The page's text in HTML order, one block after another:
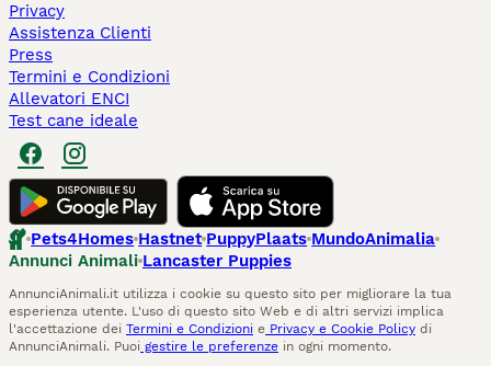
Privacy
Assistenza Clienti
Press
Termini e Condizioni
Allevatori ENCI
Test cane ideale
Pets4Homes Hastnet PuppyPlaats MundoAnimalia
Annunci Animali Lancaster Puppies
AnnunciAnimali.it utilizza i cookie su questo sito per migliorare la tua
esperienza utente. L'uso di questo sito Web e di altri servizi implica
l'accettazione dei Termini e Condizioni e Privacy e Cookie Policy di
AnnunciAnimali. Puoi gestire le preferenze in ogni momento.